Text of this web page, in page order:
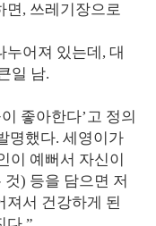
면, 쓰레기장으로
어져 있는데, 대
일 남.
좋아한다’고 정의
명했다. 세영이가
이 예뻐서 자신이
) 등을 담으면 저
져서 건강하게 된